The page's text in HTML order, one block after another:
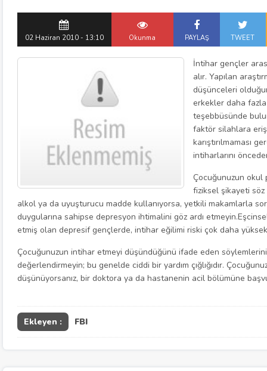
02 Haziran 2010 - 13:10 Okunma PAYLAŞ TWEET
İntihar gençler
alır. Yapılan
düşünceleri
erkekler daha
teşebbüsünde
faktör silahlara
karıştırılmaması
intiharlarını
Çocuğunuzun okul
fiziksel şikayeti
alkol ya da uyuşturucu madde kullanıyorsa, yetkili makamlarla
duygularına sahipse depresyon ihtimalini göz ardı
etmiş olan depresif gençlerde, intihar eğilimi riski çok daha
Çocuğunuzun intihar etmeyi düşündüğünü ifade eden
değerlendirmeyin; bu genelde ciddi bir yardım çığlığıdır.
düşünüyorsanız, bir doktora ya da hastanenin acil bölümüne
Ekleyen : FBI